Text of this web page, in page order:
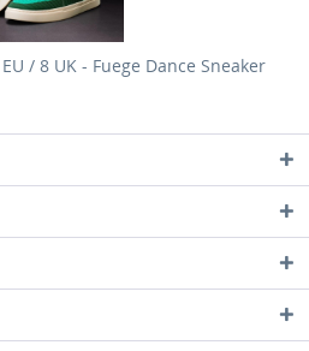
/ 8 UK - Fuege Dance Sneaker